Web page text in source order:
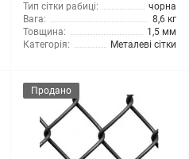
Тип сітки рабиці:
чорна
Вага:
8,6 кг
Товщина:
1,5 мм
Категорія:
Металеві сітки
Продано